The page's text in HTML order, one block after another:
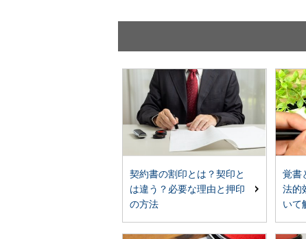
契約書の割印とは？契印と
は違う？必要な理由と押印
の方法
覚書
法的
いて